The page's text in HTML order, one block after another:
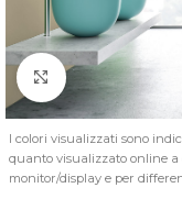
Click to enlarge
I colori visualizzati sono
quanto visualizzato online
monitor/display e per